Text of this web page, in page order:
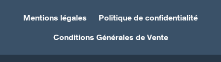
Mentions légales Politique de confidentialité
Conditions Générales de Vente